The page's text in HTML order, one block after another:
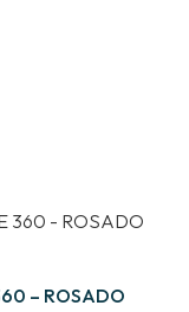
– ROSADO